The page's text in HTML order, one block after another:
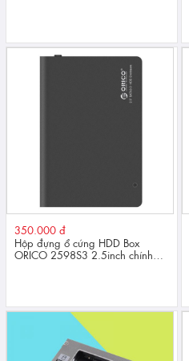
350.000 đ
Hộp đựng ổ cứng HDD Box
ORICO 2598S3 2.5inch chính